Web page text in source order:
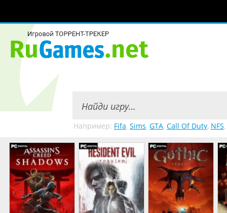
Например: Fifa, Sims, GTA, Call Of Duty, NFS,